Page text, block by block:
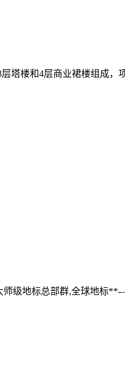
塔楼和4层商业裙楼组成，
级地标总部群,全球地标